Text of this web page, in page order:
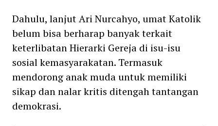
Dahulu, lanjut Ari Nurcahyo, umat Katolik
belum bisa berharap banyak terkait
keterlibatan Hierarki Gereja di isu-isu
sosial kemasyarakatan. Termasuk
mendorong anak muda untuk memiliki
sikap dan nalar kritis ditengah tantangan
demokrasi.